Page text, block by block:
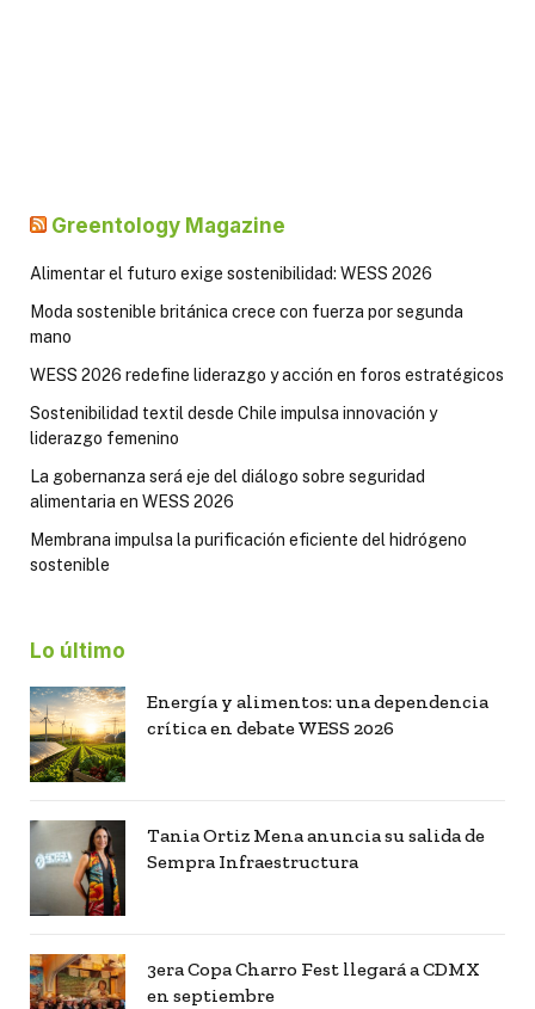
Greentology Magazine
Alimentar el futuro exige sostenibilidad: WESS 2026
Moda sostenible británica crece con fuerza por segunda
mano
WESS 2026 redefine liderazgo y acción en foros estratégicos
Sostenibilidad textil desde Chile impulsa innovación y
liderazgo femenino
La gobernanza será eje del diálogo sobre seguridad
alimentaria en WESS 2026
Membrana impulsa la purificación eficiente del hidrógeno
sostenible
Lo último
Energía y alimentos: una dependencia
crítica en debate WESS 2026
Tania Ortiz Mena anuncia su salida de
Sempra Infraestructura
3era Copa Charro Fest llegará a CDMX
en septiembre